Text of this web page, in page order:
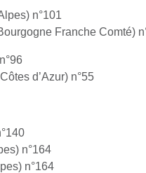
n°101
Franche Comté)
d’Azur) n°55
n°164
n°164